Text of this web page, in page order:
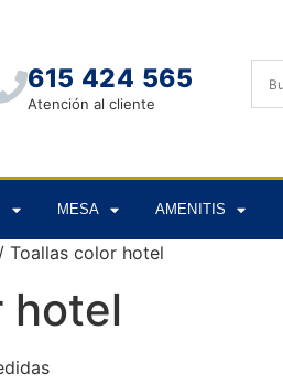
615 424 565
Atención al cliente
MESA AMENITIS
/ Toallas color hotel
hotel